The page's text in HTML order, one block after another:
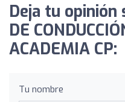
Deja tu opinión
DE
ACADEMIA CP:
Tu nombre